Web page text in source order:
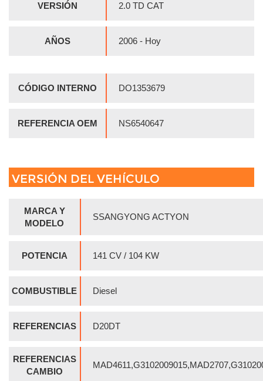
VERSIÓN 2.0 TD CAT
AÑOS 2006 - Hoy
CÓDIGO INTERNO DO1353679
REFERENCIA OEM NS6540647
VERSIÓN DEL VEHÍCULO
MARCA Y
MODELO
SSANGYONG ACTYON
POTENCIA 141 CV / 104 KW
COMBUSTIBLE Diesel
REFERENCIAS D20DT
REFERENCIAS
CAMBIO